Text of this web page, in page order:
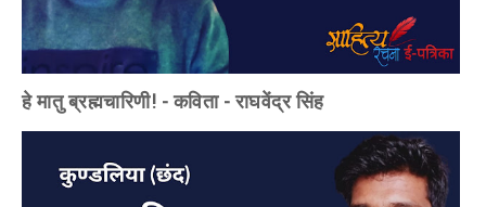
हे मातु ब्रह्मचारिणी! - कविता - राघवेंद्र सिंह